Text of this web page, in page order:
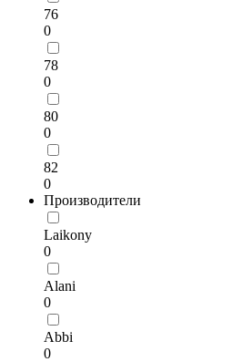
76
0
78
0
80
0
82
0
Производители
Laikony
0
Alani
0
Abbi
0